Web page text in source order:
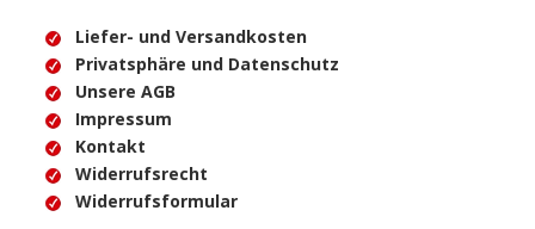
Liefer- und Versandkosten
Privatsphäre und Datenschutz
Unsere AGB
Impressum
Kontakt
Widerrufsrecht
Widerrufsformular